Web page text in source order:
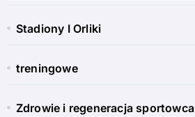
Stadiony I Orliki
treningowe
Zdrowie i regeneracja sportowca